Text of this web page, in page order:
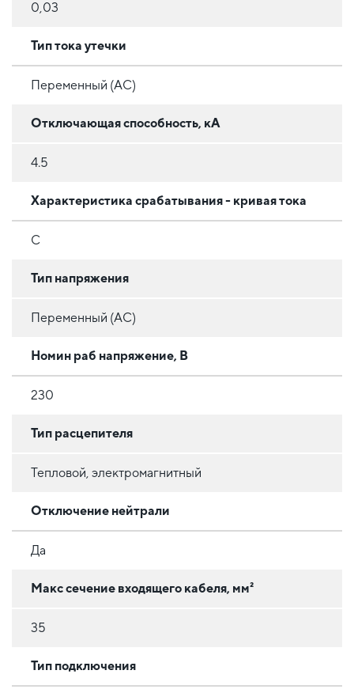
0,03
Тип тока утечки
Переменный (AC)
Отключающая способность, кА
4.5
Характеристика срабатывания - кривая тока
C
Тип напряжения
Переменный (AC)
Номин раб напряжение, В
230
Тип расцепителя
Тепловой, электромагнитный
Отключение нейтрали
Да
Макс сечение входящего кабеля, мм²
35
Тип подключения